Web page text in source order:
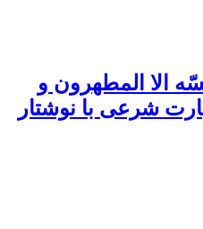
الا المطهرون و
شرعی با نوشتار